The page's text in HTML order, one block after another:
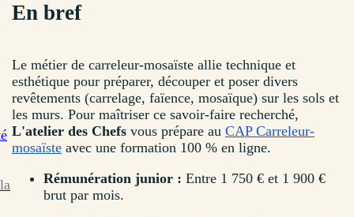
En bref
Le métier de carreleur-mosaïste allie technique et
esthétique pour préparer, découper et poser divers
revêtements (carrelage, faïence, mosaïque) sur les sols et
les murs. Pour maîtriser ce savoir-faire recherché,
L'atelier des Chefs vous prépare au CAP Carreleur-
mosaïste avec une formation 100 % en ligne.
Rémunération junior : Entre 1 750 € et 1 900 €
brut par mois.